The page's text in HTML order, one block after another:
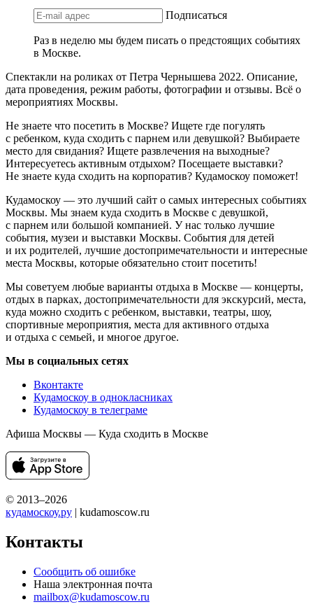
Подписаться
Раз в неделю мы будем писать о предстоящих событиях
в Москве.
Спектакли на роликах от Петра Чернышева 2022. Описание,
дата проведения, режим работы, фотографии и отзывы. Всё о
мероприятиях Москвы.
Не знаете что посетить в Москве? Ищете где погулять
с ребенком, куда сходить с парнем или девушкой? Выбираете
место для свидания? Ищете развлечения на выходные?
Интересуетесь активным отдыхом? Посещаете выставки?
Не знаете куда сходить на корпоратив? Кудамоскоу поможет!
Кудамоскоу — это лучший сайт о самых интересных событиях
Москвы. Мы знаем куда сходить в Москве с девушкой,
с парнем или большой компанией. У нас только лучшие
события, музеи и выставки Москвы. События для детей
и их родителей, лучшие достопримечательности и интересные
места Москвы, которые обязательно стоит посетить!
Мы советуем любые варианты отдыха в Москве — концерты,
отдых в парках, достопримечательности для экскурсий, места,
куда можно сходить с ребенком, выставки, театры, шоу,
спортивные мероприятия, места для активного отдыха
и отдыха с семьей, и многое другое.
Мы в социальных сетях
Вконтакте
Кудамоскоу в однокласниках
Кудамоскоу в телеграме
Афиша Москвы — Куда сходить в Москве
© 2013–2026
кудамоскоу.ру | kudamoscow.ru
Контакты
Сообщить об ошибке
Наша электронная почта
mailbox@kudamoscow.ru